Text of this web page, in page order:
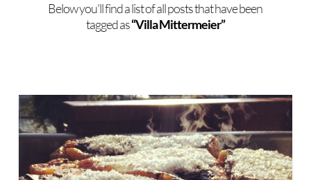
Below you'll find a list of all posts that have been
tagged as“Villa Mittermeier”